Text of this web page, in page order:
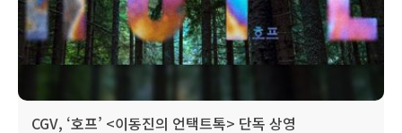
CGV, ‘호프’ <이동진의 언택트톡> 단독 상영